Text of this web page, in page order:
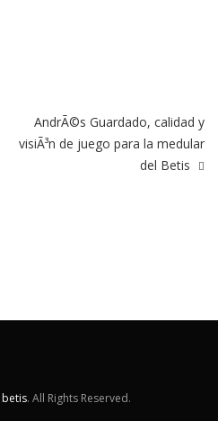
AndrÃ©s Guardado, calidad y
visiÃ³n de juego para la medular
del Betis
betis. All Rights Reserved.